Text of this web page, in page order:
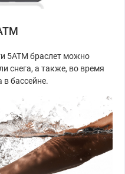
5ATM браслет можно
снега, а также, во время
бассейне.